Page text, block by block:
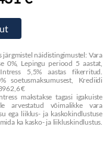
järgmistel näidistingimustel: Vara
0%, Lepingu periood 5 aastat,
5,5% aastas fikerritud.
soetusmaksumusest, Krediidi
€
makstakse tagasi igakuiste
arvestatud võimalikke vara
ega liiklus- ja kaskokindlustuse
ka kasko- ja liikluskindlustus.